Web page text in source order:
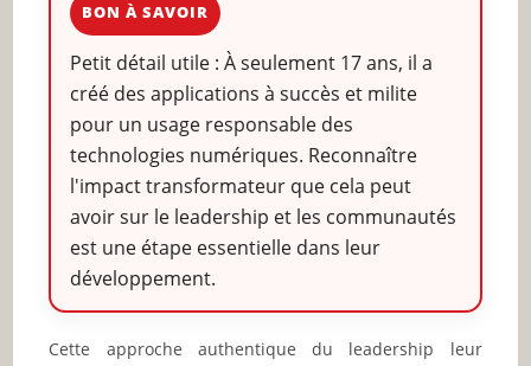
BON À SAVOIR
Petit détail utile : À seulement 17 ans, il a
créé des applications à succès et milite
pour un usage responsable des
technologies numériques. Reconnaître
l'impact transformateur que cela peut
avoir sur le leadership et les communautés
est une étape essentielle dans leur
développement.
Cette approche authentique du leadership leur